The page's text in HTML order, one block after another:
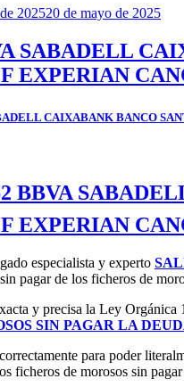
202520 de mayo de 2025
SABADELL
EXPERIAN
CAIXABANK BANCO
BBVA
EXPERIAN
especialista y experto
pagar de los ficheros de
y precisa la Ley
SIN PAGAR LA
para poder
ficheros de morosos sin